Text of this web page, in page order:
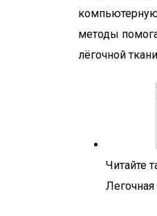
методы
лёгочной
Читайте